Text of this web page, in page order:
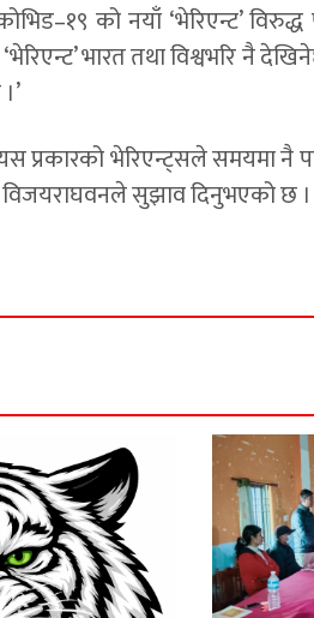
को नयाँ ‘भेरिएन्ट’
भारत तथा विश्वभरि नै
प्रकारको भेरिएन्ट्सले समयमा नै
सुझाव दिनुभएको छ ।